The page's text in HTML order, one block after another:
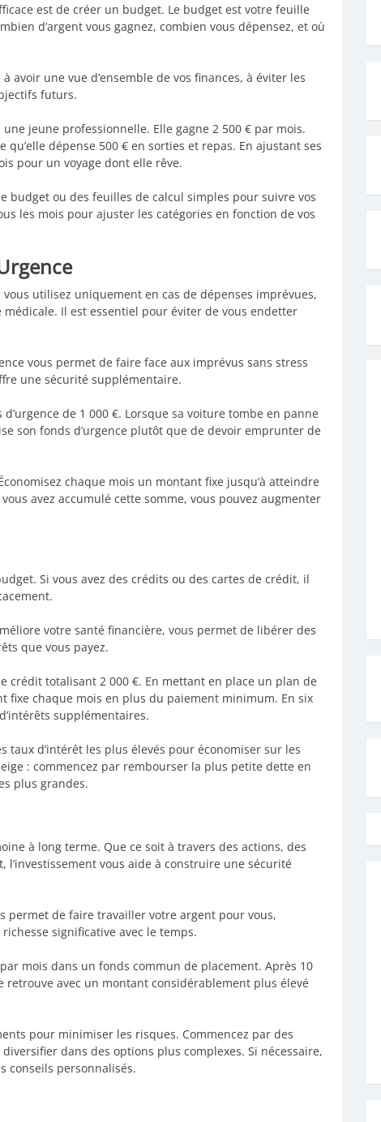
est de créer un budget. Le budget est votre feuille
d’argent vous gagnez, combien vous dépensez, et où
avoir une vue d’ensemble de vos finances, à éviter les
futurs.
une jeune professionnelle. Elle gagne 2 500 € par mois.
dépense 500 € en sorties et repas. En ajustant ses
pour un voyage dont elle rêve.
budget ou des feuilles de calcul simples pour suivre vos
les mois pour ajuster les catégories en fonction de vos
vous utilisez uniquement en cas de dépenses imprévues,
Il est essentiel pour éviter de vous endetter
vous permet de faire face aux imprévus sans stress
une sécurité supplémentaire.
de 1 000 €. Lorsque sa voiture tombe en panne
son fonds d’urgence plutôt que de devoir emprunter de
chaque mois un montant fixe jusqu’à atteindre
avez accumulé cette somme, vous pouvez augmenter
Si vous avez des crédits ou des cartes de crédit, il
votre santé financière, vous permet de libérer des
que vous payez.
crédit totalisant 2 000 €. En mettant en place un plan de
fixe chaque mois en plus du paiement minimum. En six
supplémentaires.
taux d’intérêt les plus élevés pour économiser sur les
: commencez par rembourser la plus petite dette en
plus grandes.
à long terme. Que ce soit à travers des actions, des
vous aide à construire une sécurité
permet de faire travailler votre argent pour vous,
significative avec le temps.
mois dans un fonds commun de placement. Après 10
retrouve avec un montant considérablement plus élevé
pour minimiser les risques. Commencez par des
dans des options plus complexes. Si nécessaire,
conseils personnalisés.